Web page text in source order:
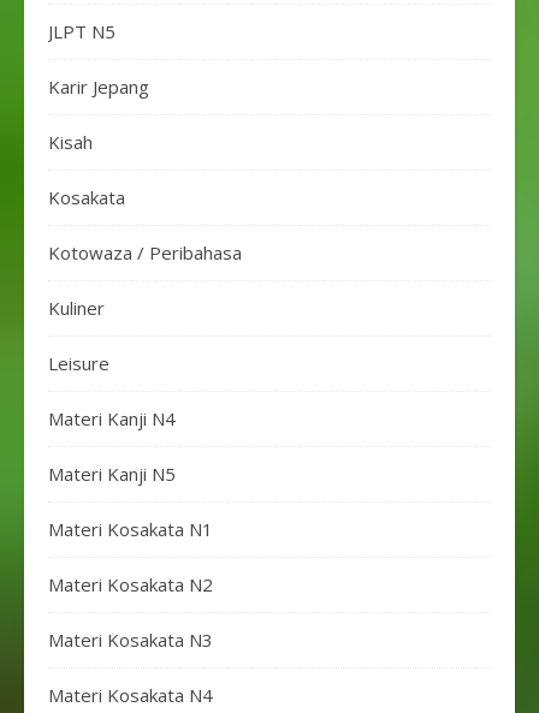
JLPT N5
Karir Jepang
Kisah
Kosakata
Kotowaza / Peribahasa
Kuliner
Leisure
Materi Kanji N4
Materi Kanji N5
Materi Kosakata N1
Materi Kosakata N2
Materi Kosakata N3
Materi Kosakata N4